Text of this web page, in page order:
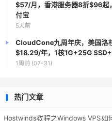
$57/月，香港服务器8折$96起
付宝
5天前
CloudCone九周年庆，美国洛
$18.29/年，1核1G+25G
1周前 (07-31)
热门文章
Hostwinds教程之Windows VPS如